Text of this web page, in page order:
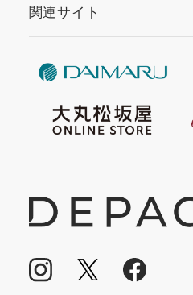
関連サイト